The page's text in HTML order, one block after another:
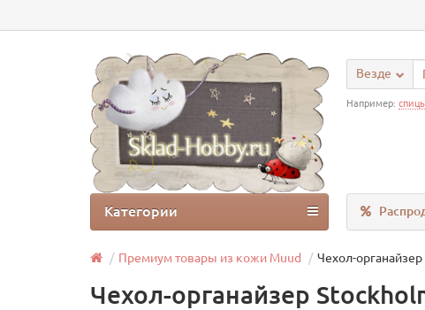
Везде
Например:
Категории
Премиум товары из кожи Muud Чехол-
Чехол-органайзер